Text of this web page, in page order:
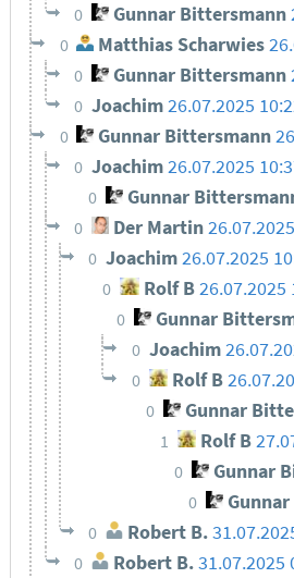
0 Gunnar Bittersmann
0 Matthias Scharwies
0 Gunnar Bittersmann
0 Joachim26.07.2025
0 Gunnar Bittersmann
0 Joachim26.07.2025
0 Gunnar
0 Der Martin
0 Joachim26.07.2025
0 Rolf B26.07.2025
0 Gunnar
0 Joachim
0 Rolf B
0 Gunnar
1 Rolf B
0 Gunnar
0
0 Robert B.
0 Robert B. 31.07.2025